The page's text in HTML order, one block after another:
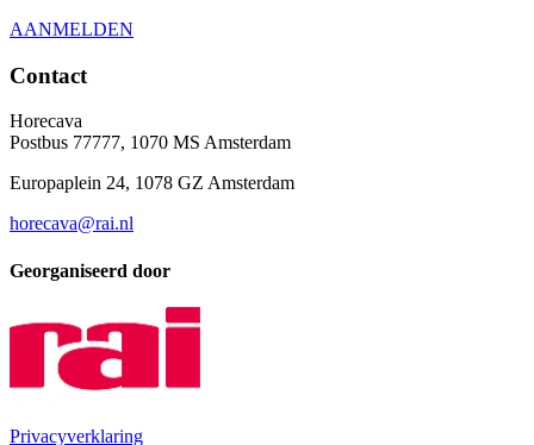
AANMELDEN
Contact
Horecava
Postbus 77777, 1070 MS Amsterdam
Europaplein 24, 1078 GZ Amsterdam
horecava@rai.nl
Georganiseerd door
Privacyverklaring